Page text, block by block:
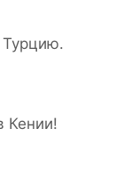
Кении!